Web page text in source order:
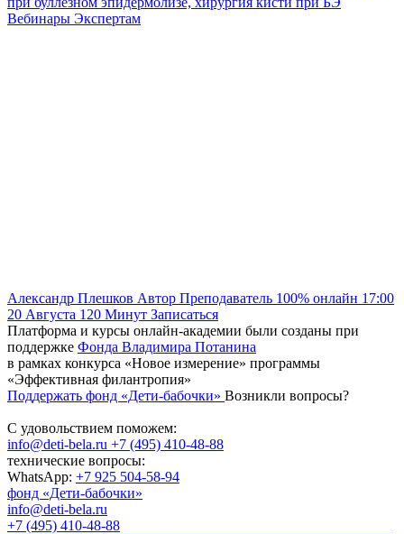
Вебинары Экспертам
Александр Плешков Автор Преподаватель 100% онлайн 17:00
20 Августа 120 Минут Записаться
Платформа и курсы онлайн-академии были созданы при
поддержке Фонда Владимира Потанина
в рамках конкурса «Новое измерение» программы
«Эффективная филантропия»
Поддержать фонд «Дети-бабочки» Возникли вопросы?
С удовольствием поможем:
info@deti-bela.ru +7 (495) 410-48-88
технические вопросы:
WhatsApp: +7 925 504-58-94
фонд «Дети-бабочки»
info@deti-bela.ru
+7 (495) 410-48-88